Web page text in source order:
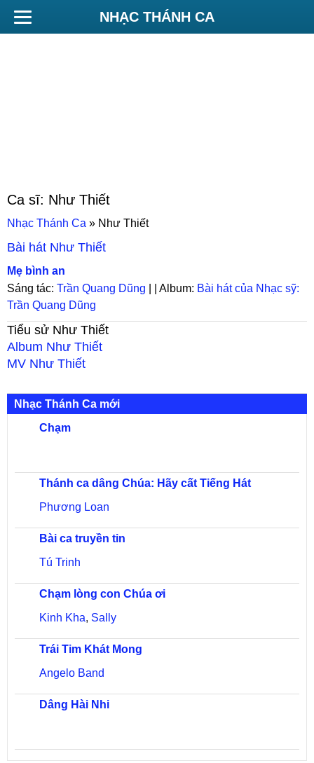
NHẠC THÁNH CA
Ca sĩ: Như Thiết
Nhạc Thánh Ca » Như Thiết
Bài hát Như Thiết
Mẹ bình an
Sáng tác: Trần Quang Dũng | | Album: Bài hát của Nhạc sỹ:
Trần Quang Dũng
Tiểu sử Như Thiết
Album Như Thiết
MV Như Thiết
Nhạc Thánh Ca mới
Chạm
Thánh ca dâng Chúa: Hãy cất Tiếng Hát
Phương Loan
Bài ca truyền tin
Tú Trinh
Chạm lòng con Chúa ơi
Kinh Kha, Sally
Trái Tim Khát Mong
Angelo Band
Dâng Hài Nhi